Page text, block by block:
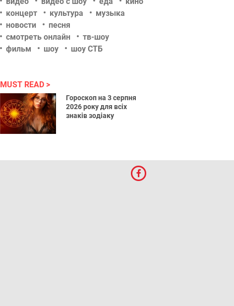
концерт
культура
музыка
новости
песня
смотреть онлайн
тв-шоу
фильм
шоу шоу СТБ
MUST READ
Гороскоп на 3 серпня
2026 року для всіх
знаків зодіаку